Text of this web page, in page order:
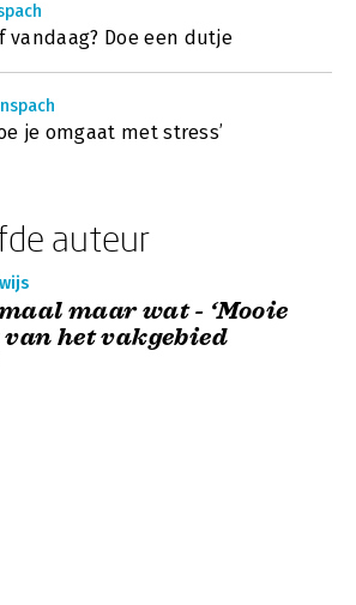
vandaag? Doe een dutje
je omgaat met stress’
auteur
maar wat - ‘Mooie
het vakgebied